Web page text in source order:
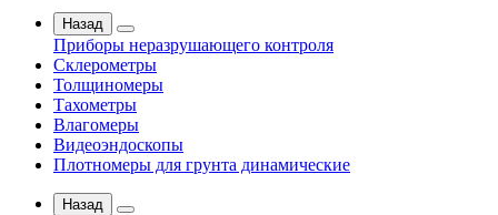
Назад
Приборы неразрушающего контроля
Склерометры
Толщиномеры
Тахометры
Влагомеры
Видеоэндоскопы
Плотномеры для грунта динамические
Назад